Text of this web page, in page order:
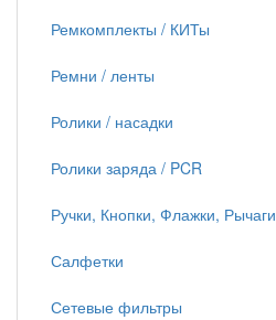
Ремкомплекты / КИТы
Ремни / ленты
Ролики / насадки
Ролики заряда / PCR
Ручки, Кнопки, Флажки, Рычаги
Салфетки
Сетевые фильтры